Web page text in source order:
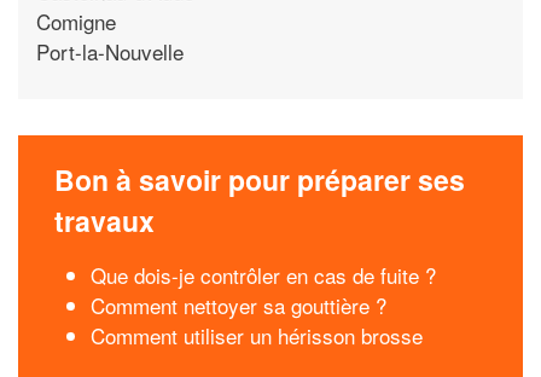
Comigne
Port-la-Nouvelle
Bon à savoir pour préparer ses
travaux
Que dois-je contrôler en cas de fuite ?
Comment nettoyer sa gouttière ?
Comment utiliser un hérisson brosse